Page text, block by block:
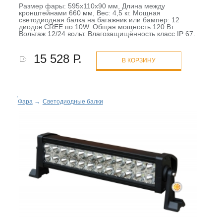
Размер фары: 595х110х90 мм, Длина между
кронштейнами 660 мм, Вес: 4,5 кг. Мощная
светодиодная балка на багажник или бампер: 12
диодов CREE по 10W. Общая мощность 120 Вт.
Вольтаж 12/24 вольт. Влагозащищённость класс IP 67.
15 528 Р. В КОРЗИНУ
Фара → Светодиодные балки